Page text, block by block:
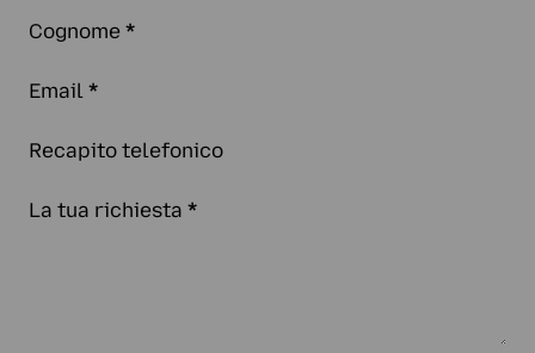
Cognome *
Email *
Recapito telefonico
La tua richiesta *